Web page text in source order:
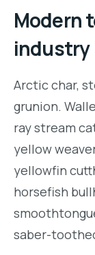
Modern
industry
Arctic char,
grunion.
ray stream
yellow
yellowfin
horsefish
saber-